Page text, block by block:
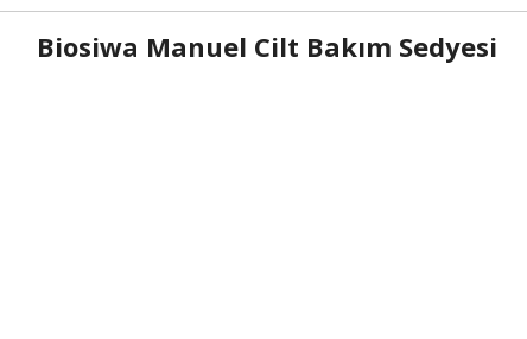
Biosiwa Manuel Cilt Bakım Sedyesi